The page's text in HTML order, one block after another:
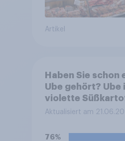
Artikel
Haben Sie schon
Ube gehört? Ube
violette
Philippinen, die
von Süßspeisen
Aktualisiert am
76%